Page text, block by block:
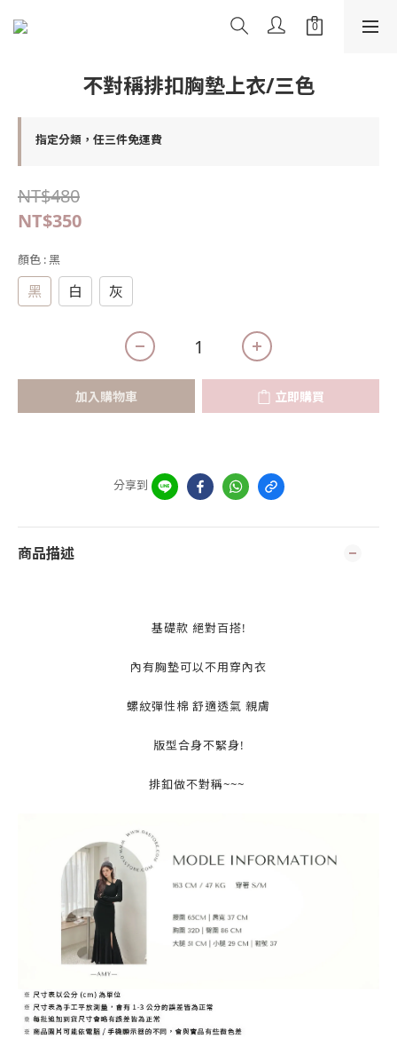
不對稱排扣胸墊上衣/三色
指定分類，任三件免運費
NT$480
NT$350
顏色 : 黑
黑 白 灰
加入購物車 立即購買
分享到
商品描述
基礎款 絕對百搭!
內有胸墊可以不用穿內衣
螺紋彈性棉 舒適透氣 親膚
版型合身不緊身!
排釦做不對稱~~~